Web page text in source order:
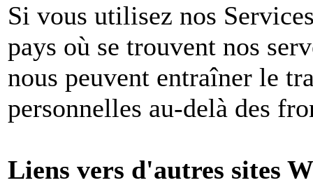
Si vous utilisez nos
pays où se trouvent nos
nous peuvent entraîner le
personnelles au-delà des
Liens vers d'autres sites